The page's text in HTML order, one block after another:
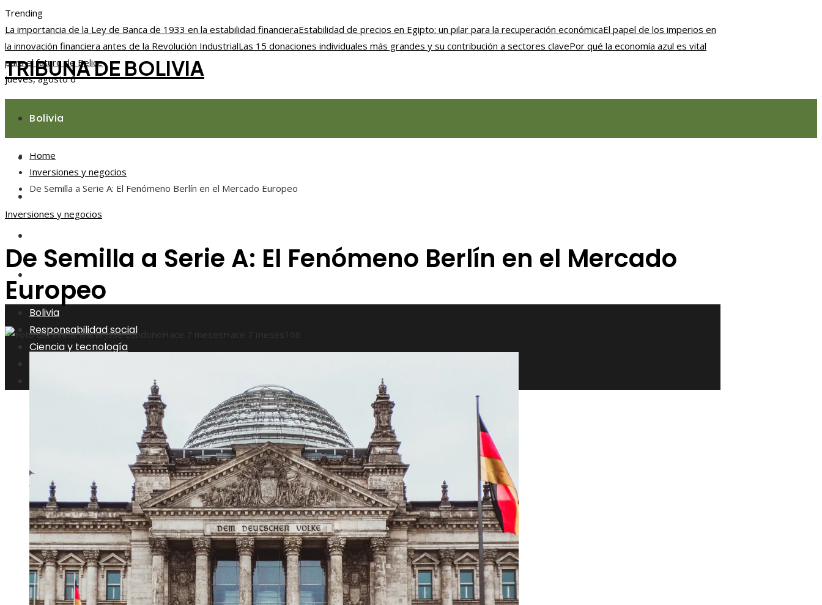
Trending
La importancia de la Ley de Banca de 1933 en la estabilidad financieraEstabilidad de precios en Egipto: un pilar para la recuperación económicaEl papel de los imperios en
la innovación financiera antes de la Revolución IndustrialLas 15 donaciones individuales más grandes y su contribución a sectores clavePor qué la economía azul es vital
para el futuro de Belice
jueves, agosto 6
TRIBUNA DE BOLIVIA
Bolivia
Responsabilidad social
Ciencia y tecnología
Bolivia
Responsabilidad social
Ciencia y tecnología
Home
Inversiones y negocios
De Semilla a Serie A: El Fenómeno Berlín en el Mercado Europeo
Inversiones y negocios
De Semilla a Serie A: El Fenómeno Berlín en el Mercado
Europeo
María José Londoño Hace 7 meses Hace 7 meses